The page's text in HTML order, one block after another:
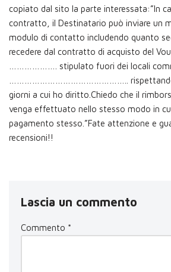
copiato dal sito la parte interessata:”In
contratto, il Destinatario può inviare un
modulo di contatto includendo quanto
recedere dal contratto di acquisto del
………………. stipulato fuori dei locali
……………………………………….. rispettando
giorni a cui ho diritto.Chiedo che il
venga effettuato nello stesso modo in
pagamento stesso.”Fate attenzione e
recensioni!!
Lascia un commento
Commento *